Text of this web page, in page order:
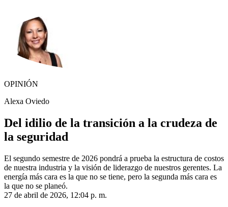
OPINIÓN
Alexa Oviedo
Del idilio de la transición a la crudeza de
la seguridad
El segundo semestre de 2026 pondrá a prueba la estructura de costos
de nuestra industria y la visión de liderazgo de nuestros gerentes. La
energía más cara es la que no se tiene, pero la segunda más cara es
la que no se planeó.
27 de abril de 2026, 12:04 p. m.